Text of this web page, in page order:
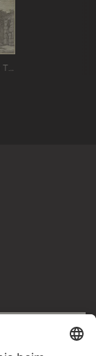
Ruinen eines römischen Theaters